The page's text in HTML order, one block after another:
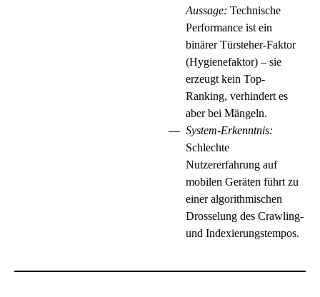
Aussage: Technische
Performance ist ein
binärer Türsteher-Faktor
(Hygienefaktor) – sie
erzeugt kein Top-
Ranking, verhindert es
aber bei Mängeln.
System-Erkenntnis:
Schlechte
Nutzererfahrung auf
mobilen Geräten führt zu
einer algorithmischen
Drosselung des Crawling-
und Indexierungstempos.